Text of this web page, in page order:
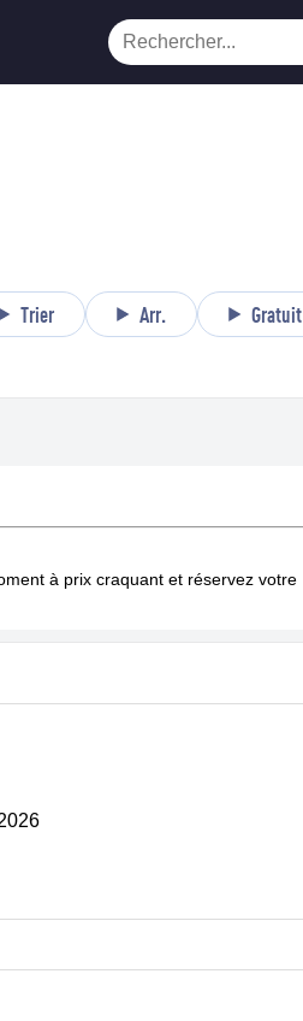
Trier Arr. Gratuit
à prix craquant et réservez votre